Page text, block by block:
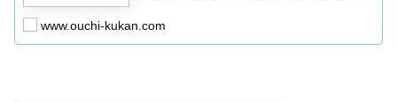
www.ouchi-kukan.com